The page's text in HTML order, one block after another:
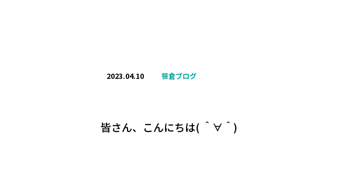
2023.04.10 笹倉ブログ
皆さん、こんにちは( ＾∀＾ )